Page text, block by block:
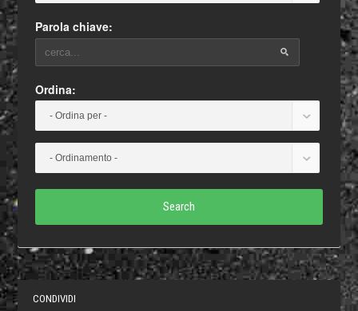
Parola chiave:
Ordina:
Search
CONDIVIDI